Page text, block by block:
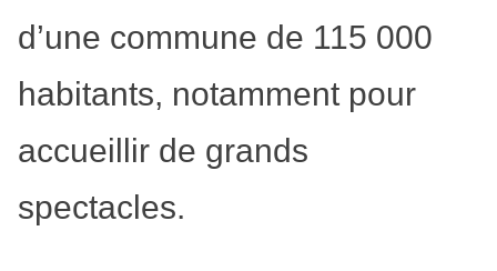
d’une commune de 115 000
habitants, notamment pour
accueillir de grands
spectacles.